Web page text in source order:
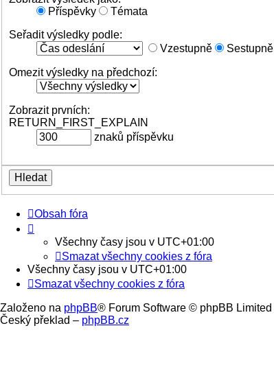
Příspěvky
Témata
Seřadit výsledky podle:
Vzestupně
Sestupně
Omezit výsledky na předchozí:
Zobrazit prvních:
RETURN_FIRST_EXPLAIN
znaků příspěvku
Obsah fóra
Všechny časy jsou v UTC+01:00
Smazat všechny cookies z fóra
Všechny časy jsou v UTC+01:00
Smazat všechny cookies z fóra
Založeno na phpBB® Forum Software © phpBB Limited
Český překlad – phpBB.cz